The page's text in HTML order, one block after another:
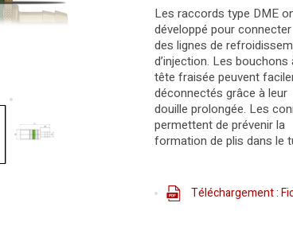
Les raccords type DME
développé pour connecter
des lignes de
d’injection. Les bouchons
tête fraisée peuvent
déconnectés grâce à leur
douille prolongée. Les
permettent de prévenir la
formation de plis dans le
Téléchargement :